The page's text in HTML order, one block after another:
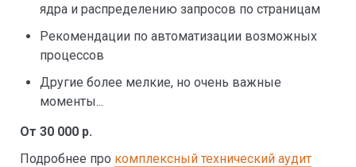
ядра и распределению запросов по страницам
Рекомендации по автоматизации возможных
процессов
Другие более мелкие, но очень важные
моменты...
От 30 000 р.
Подробнее про комплексный технический аудит